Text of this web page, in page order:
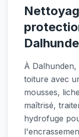
À
toiture avec
mousses,
maîtrisé,
hydrofuge